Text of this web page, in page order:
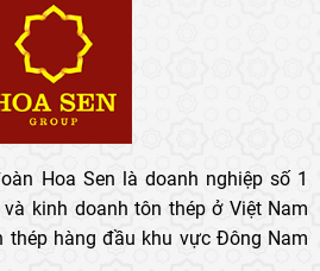
Hoa Sen là doanh nghiệp số 1
kinh doanh tôn thép ở Việt Nam
thép hàng đầu khu vực Đông Nam